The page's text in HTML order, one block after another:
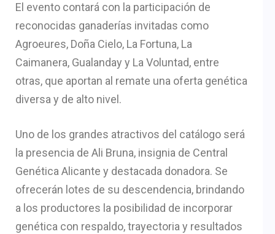
El evento contará con la participación de
reconocidas ganaderías invitadas como
Agroeures, Doña Cielo, La Fortuna, La
Caimanera, Gualanday y La Voluntad, entre
otras, que aportan al remate una oferta genética
diversa y de alto nivel.
Uno de los grandes atractivos del catálogo será
la presencia de Ali Bruna, insignia de Central
Genética Alicante y destacada donadora. Se
ofrecerán lotes de su descendencia, brindando
a los productores la posibilidad de incorporar
genética con respaldo, trayectoria y resultados